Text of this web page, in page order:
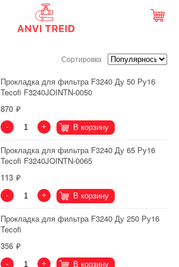
Сортировка
Прокладка для фильтра F3240 Ду 50 Ру16
Tecofi F3240JOINTN-0050
870
- + В корзину
Прокладка для фильтра F3240 Ду 65 Ру16
Tecofi F3240JOINTN-0065
113
- + В корзину
Прокладка для фильтра F3240 Ду 250 Ру16
Tecofi
356
- + В корзину